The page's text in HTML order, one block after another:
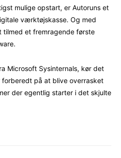
mulige opstart, er Autoruns et
værktøjskasse. Og med
tilmed et fremragende første
Microsoft Sysinternals, kør det
på at blive overrasket
der egentlig starter i det skjulte